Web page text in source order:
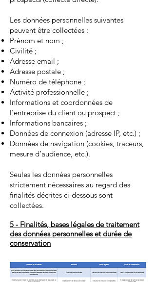
Les données personnelles suivantes
peuvent être collectées :
Prénom et nom ;
Civilité ;
Adresse email ;
Adresse postale ;
Numéro de téléphone ;
Activité professionnelle ;
Informations et coordonnées de
l’entreprise du client ou prospect ;
Informations bancaires ;
Données de connexion (adresse IP, etc.) ;
Données de navigation (cookies, traceurs,
mesure d’audience, etc.).
Seules les données personnelles
strictement nécessaires au regard des
finalités décrites ci-dessous sont
collectées.
5 - Finalités, bases légales de traitement
des données personnelles et durée de
conservation